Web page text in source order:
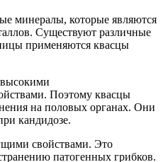
минералы, которые являются
Существуют различные
применяются квасцы
Поэтому квасцы
на половых органах. Они
кандидозе.
свойствами. Это
патогенных грибков.